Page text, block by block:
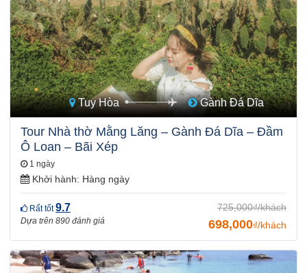
Tuy Hòa Gành Đá Dĩa
Tour Nhà thờ Mằng Lăng – Gành Đá Dĩa – Đầm
Ô Loan – Bãi Xép
1 ngày
Khởi hành: Hàng ngày
Rất tốt9.7
Dựa trên 890 đánh giá
725,000₫/khách
698,000₫/khách